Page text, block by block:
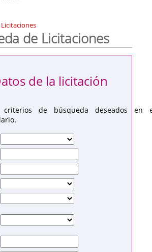
de Licitaciones
criterios de búsqueda deseados en
de la licitación